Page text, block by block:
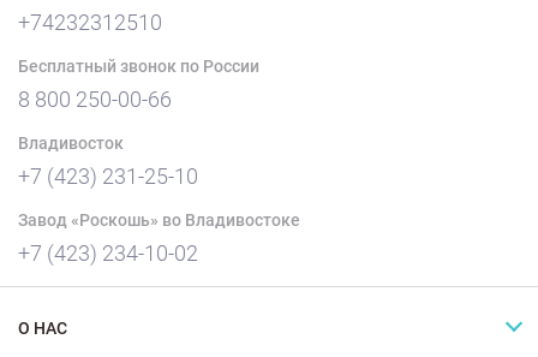
+74232312510
Бесплатный звонок по России
8 800 250-00-66
Владивосток
+7 (423) 231-25-10
Завод «Роскошь» во Владивостоке
+7 (423) 234-10-02
О НАС